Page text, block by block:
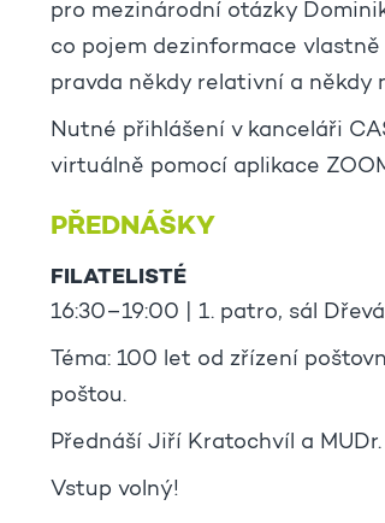
pro mezinárodní otázky
co pojem dezinformace
pravda někdy relativní a někdy
Nutné přihlášení v kanceláři
virtuálně pomocí aplikace
PŘEDNÁŠKY
FILATELISTÉ
16:30–19:00 | 1. patro, sál
Téma: 100 let od zřízení
poštou.
Přednáší Jiří Kratochvíl a
Vstup volný!